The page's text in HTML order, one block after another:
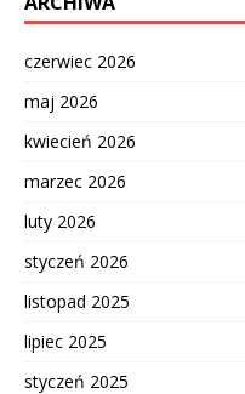
czerwiec 2026
maj 2026
kwiecień 2026
marzec 2026
luty 2026
styczeń 2026
listopad 2025
lipiec 2025
styczeń 2025